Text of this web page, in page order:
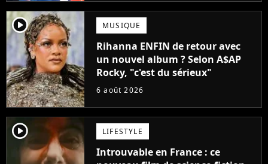
player2 MUSIQUE
Rihanna ENFIN de retour avec
un nouvel album ? Selon A$AP
Rocky, "c'est du sérieux"
6 août 2026
player2 LIFESTYLE
Introuvable en France : ce